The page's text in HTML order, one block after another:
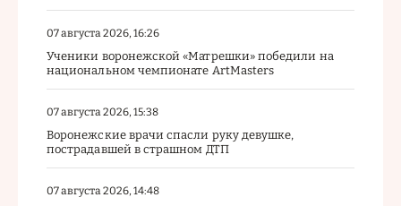
07 августа 2026, 16:26
Ученики воронежской «Матрешки» победили на
национальном чемпионате ArtMasters
07 августа 2026, 15:38
Воронежские врачи спасли руку девушке,
пострадавшей в страшном ДТП
07 августа 2026, 14:48